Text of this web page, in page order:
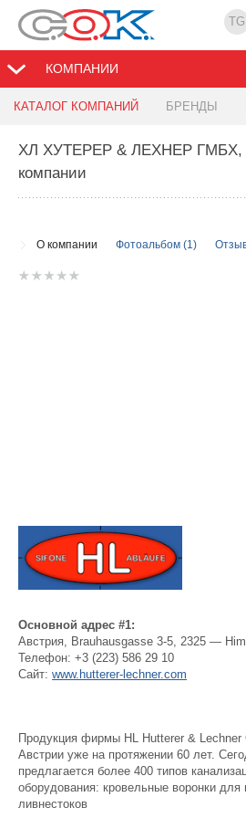
TG
КОМПАНИИ
КАТАЛОГ КОМПАНИЙ БРЕНДЫ
ХЛ ХУТЕРЕР & ЛЕХНЕР ГМБХ,
компании
О компании Фотоальбом (1)
Основной адрес #1:
Австрия, Brauhausgasse 3-5, 2325 —
Телефон: +3 (223) 586 29 10
Сайт: www.hutterer-lechner.com
Продукция фирмы HL Hutterer & Lechner
Австрии уже на протяжении 60 лет.
предлагается более 400 типов
оборудования: кровельные воронки для
ливнестоков